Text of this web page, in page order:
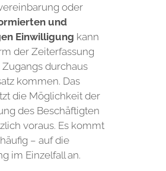
oder
und
Einwilligung kann
der Zeiterfassung
durchaus
kommen. Das
die Möglichkeit der
des Beschäftigten
voraus. Es kommt
– auf die
im Einzelfall an.